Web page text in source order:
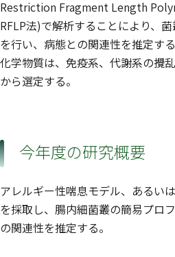
Restriction Fragment Length
RFLP法)で解析することにより、
を行い、病態との関連性を推定する
化学物質は、免疫系、代謝系の攪
から選定する。
今年度の研究概要
アレルギー性喘息モデル、あるい
を採取し、腸内細菌叢の簡易プロ
の関連性を推定する。